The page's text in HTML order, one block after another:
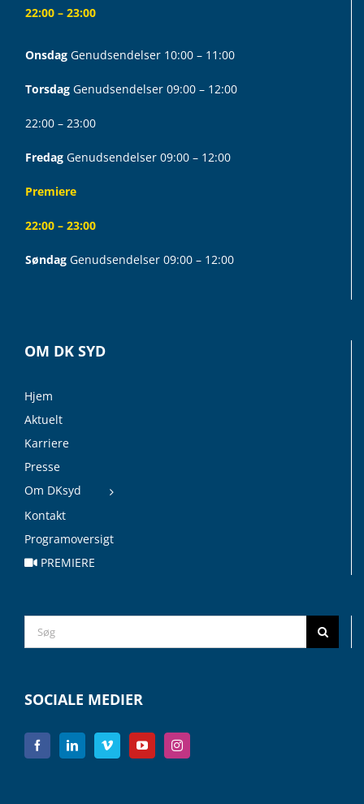
22:00 – 23:00
Onsdag Genudsendelser 10:00 – 11:00
Torsdag Genudsendelser 09:00 – 12:00
22:00 – 23:00
Fredag Genudsendelser 09:00 – 12:00
Premiere
22:00 – 23:00
Søndag Genudsendelser 09:00 – 12:00
OM DK SYD
Hjem
Aktuelt
Karriere
Presse
Om DKsyd
Kontakt
Programoversigt
PREMIERE
Search
for:
SOCIALE MEDIER